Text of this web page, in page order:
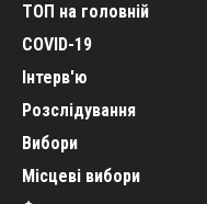
ТОП на головній
COVID-19
Інтерв'ю
Розслідування
Вибори
Місцеві вибори